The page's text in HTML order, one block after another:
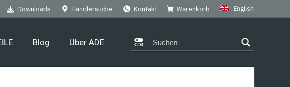
Downloads Händlersuche Kontakt Warenkorb English
Blog Über ADE